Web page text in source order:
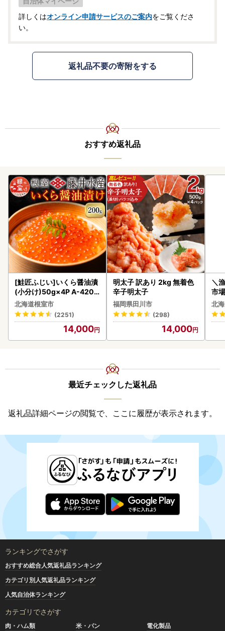
詳しくはオンライン申請サービスのご案内をご覧くださ
い。
返礼品不要の寄附をする
おすすめ返礼品
[鮭匠ふじい]いくら醤油漬
(小分け)50g×4P A-4209
5
北海道根室市
(2251)
14,000
明太子 訳あり 2kg 無着色
辛子明太子
福岡県田川市
(298)
14,000
＼
市
貝
北
最近チェックした返礼品
返礼品詳細ページの閲覧で、ここに履歴が表示されます。
ランキングでさがす
おすすめ総合人気返礼品ランキング
カテゴリ別人気返礼品ランキング
人気自治体ランキング
カテゴリでさがす
肉・ハム類 米・パン
電化製品